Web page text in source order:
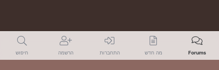
Forums מה חדש התחברות הרשמה חיפוש